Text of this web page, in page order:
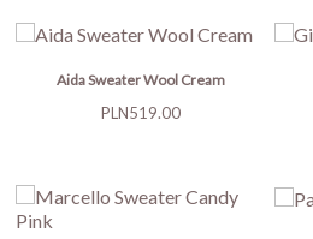
Aida Sweater Wool Cream
Price
PLN519.00